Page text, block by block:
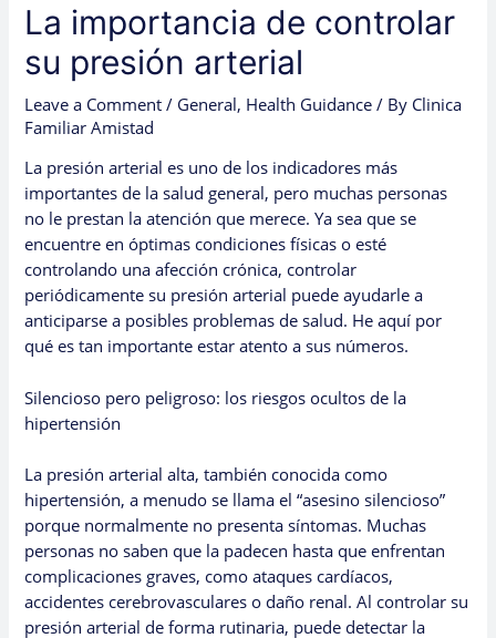
La importancia de controlar
su presión arterial
Leave a Comment / General, Health Guidance / By Clinica
Familiar Amistad
La presión arterial es uno de los indicadores más
importantes de la salud general, pero muchas personas
no le prestan la atención que merece. Ya sea que se
encuentre en óptimas condiciones físicas o esté
controlando una afección crónica, controlar
periódicamente su presión arterial puede ayudarle a
anticiparse a posibles problemas de salud. He aquí por
qué es tan importante estar atento a sus números.
Silencioso pero peligroso: los riesgos ocultos de la
hipertensión
La presión arterial alta, también conocida como
hipertensión, a menudo se llama el “asesino silencioso”
porque normalmente no presenta síntomas. Muchas
personas no saben que la padecen hasta que enfrentan
complicaciones graves, como ataques cardíacos,
accidentes cerebrovasculares o daño renal. Al controlar su
presión arterial de forma rutinaria, puede detectar la